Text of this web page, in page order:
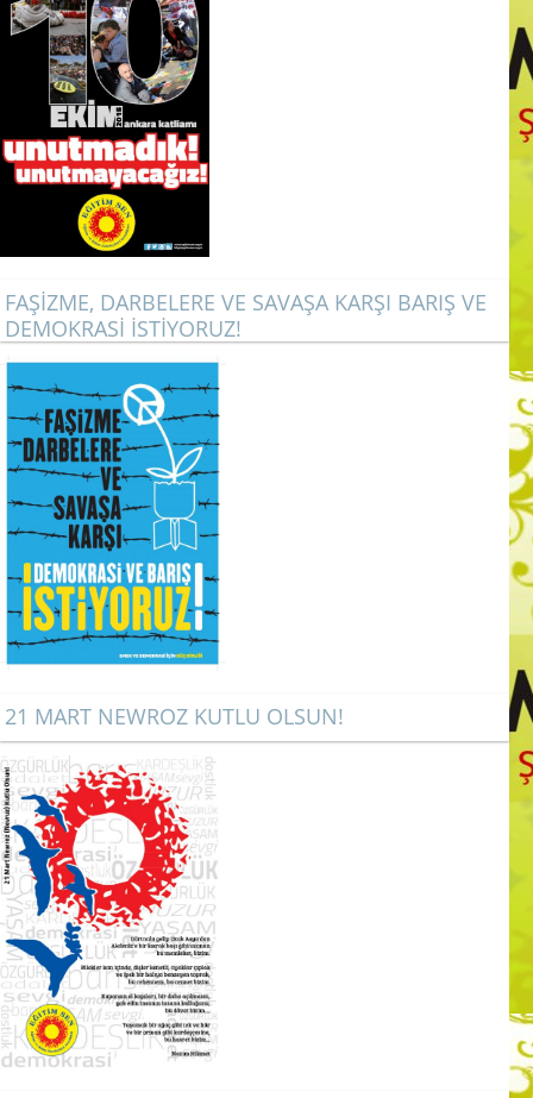
FAŞİZME, DARBELERE VE SAVAŞA KARŞI BARIŞ VE
DEMOKRASİ İSTİYORUZ!
21 MART NEWROZ KUTLU OLSUN!